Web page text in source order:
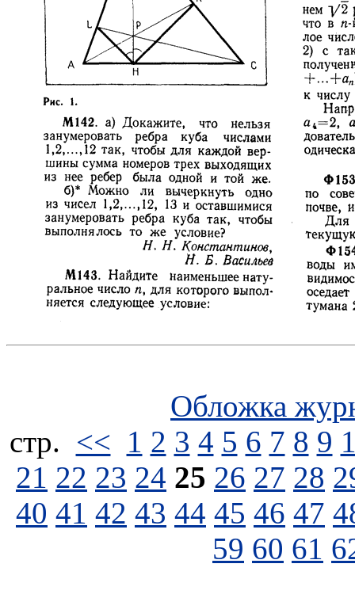
Обложка
стp. << 1 2 3 4 5 6 7 8 9
21 22 23 24 25 26 27 28
40 41 42 43 44 45 46 47
59 60 61